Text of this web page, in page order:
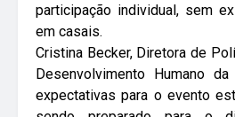
participação individual, sem
em casais.
Cristina Becker, Diretora de
Desenvolvimento Humano
expectativas para o evento